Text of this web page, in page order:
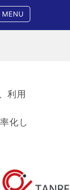
MENU
利用
化し